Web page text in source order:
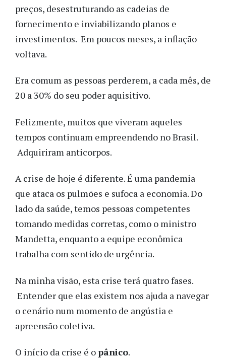
preços, desestruturando as cadeias de
fornecimento e inviabilizando planos e
investimentos. Em poucos meses, a inflação
voltava.
Era comum as pessoas perderem, a cada mês, de
20 a 30% do seu poder aquisitivo.
Felizmente, muitos que viveram aqueles
tempos continuam empreendendo no Brasil.
Adquiriram anticorpos.
A crise de hoje é diferente. É uma pandemia
que ataca os pulmões e sufoca a economia. Do
lado da saúde, temos pessoas competentes
tomando medidas corretas, como o ministro
Mandetta, enquanto a equipe econômica
trabalha com sentido de urgência.
Na minha visão, esta crise terá quatro fases.
Entender que elas existem nos ajuda a navegar
o cenário num momento de angústia e
apreensão coletiva.
O início da crise é o pânico.